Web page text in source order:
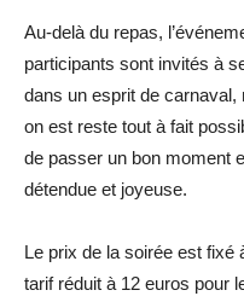
Au-delà du repas,
participants sont invités à
dans un esprit de
on est reste tout à fait
de passer un bon moment
détendue et joyeuse.
Le prix de la soirée est fixé
tarif réduit à 12 euros pour